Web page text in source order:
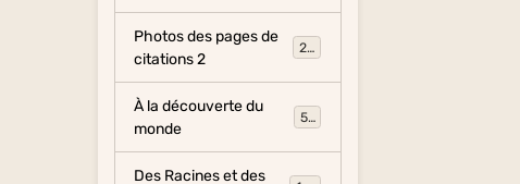
Photos des pages de
citations 2
281
À la découverte du
monde
54
Des Racines et des